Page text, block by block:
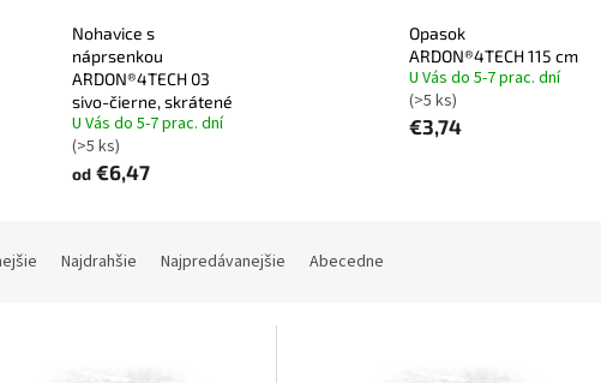
Nohavice s
náprsenkou
ARDON®4TECH 03
sivo-čierne, skrátené
U Vás do 5-7 prac. dní
(>5 ks)
od €6,47
Opasok
ARDON®4TECH 115 cm
U Vás do 5-7 prac. dní
(>5 ks)
€3,74
Najdrahšie Najpredávanejšie Abecedne